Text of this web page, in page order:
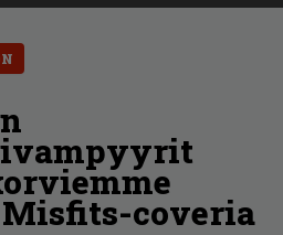
coveria